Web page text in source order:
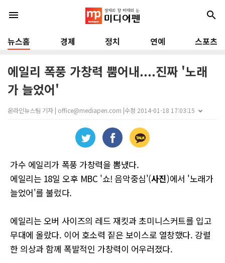
menu search
뉴스홈 경제 정치 연예 스포츠
에일리 폭풍 가창력 뿜어내....진짜 '노래
가 늘었어'
온라인뉴스팀 기자 | office@mediapen.com |수정 2014-01-18 17:03:15
가수 에일리가 폭풍 가창력을 뽐냈다.
에일리는 18일 오후 MBC '쇼! 음악중심'(사진)에서 '노래가
늘었어'를 불렀다.
에일리는 오버 사이즈의 레드 재킷과 초미니스커트를 입고
무대에 올랐다. 이어 호소력 짙은 보이스로 열창했다. 강렬
한 의상과 함께 폭발적인 가창력이 어우러졌다.